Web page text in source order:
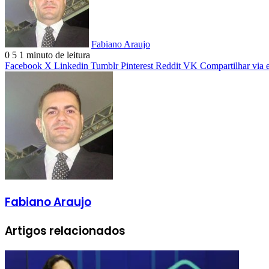
Fabiano Araujo
0 5 1 minuto de leitura
Facebook X Linkedin Tumblr Pinterest Reddit VK Compartilhar via
Fabiano Araujo
Artigos relacionados